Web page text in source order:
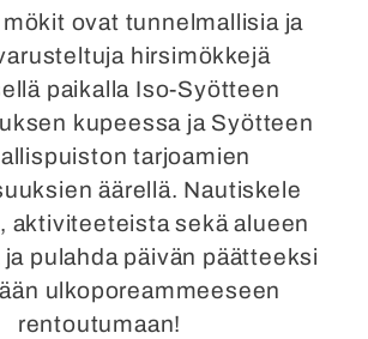
ovat tunnelmallisia ja
hirsimökkejä
paikalla Iso-Syötteen
kupeessa ja Syötteen
tarjoamien
äärellä. Nautiskele
aktiviteeteista sekä alueen
pulahda päivän päätteeksi
ulkoporeammeeseen
rentoutumaan!